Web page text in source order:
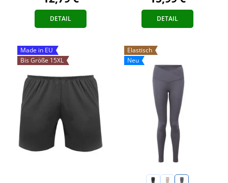
DETAIL DETAIL
Made in EU
Bis Größe 15XL
Elastisch
Neu